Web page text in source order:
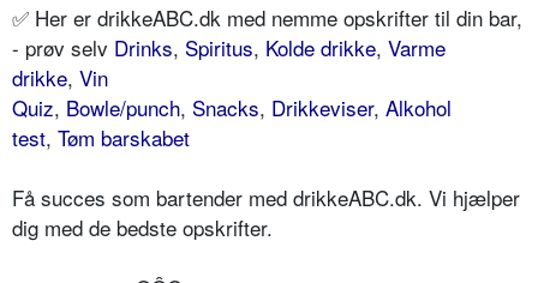
✅ Her er drikkeABC.dk med nemme opskrifter til din bar,
- prøv selv Drinks, Spiritus, Kolde drikke, Varme
drikke, Vin
Quiz, Bowle/punch, Snacks, Drikkeviser, Alkohol
test, Tøm barskabet
Få succes som bartender med drikkeABC.dk. Vi hjælper
dig med de bedste opskrifter.